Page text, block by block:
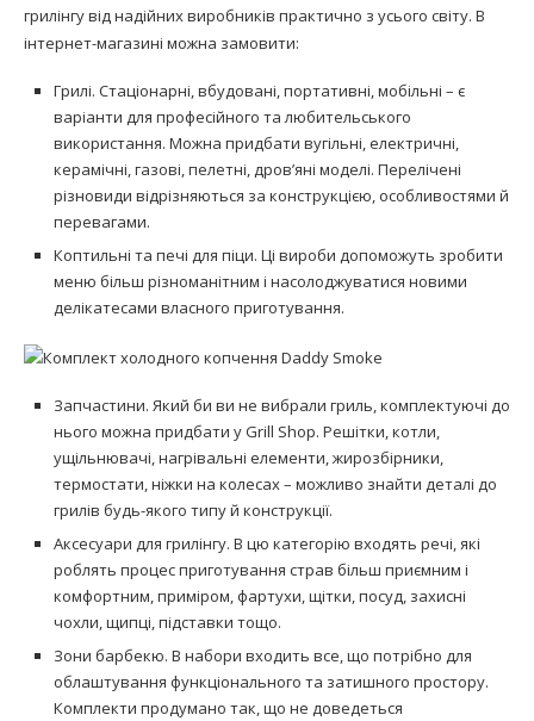
грилінгу від надійних виробників практично з усього світу. В
інтернет-магазині можна замовити:
Грилі. Стаціонарні, вбудовані, портативні, мобільні – є
варіанти для професійного та любительського
використання. Можна придбати вугільні, електричні,
керамічні, газові, пелетні, дров’яні моделі. Перелічені
різновиди відрізняються за конструкцією, особливостями й
перевагами.
Коптильні та печі для піци. Ці вироби допоможуть зробити
меню більш різноманітним і насолоджуватися новими
делікатесами власного приготування.
Запчастини. Який би ви не вибрали гриль, комплектуючі до
нього можна придбати у Grill Shop. Решітки, котли,
ущільнювачі, нагрівальні елементи, жирозбірники,
термостати, ніжки на колесах – можливо знайти деталі до
грилів будь-якого типу й конструкції.
Аксесуари для грилінгу. В цю категорію входять речі, які
роблять процес приготування страв більш приємним і
комфортним, приміром, фартухи, щітки, посуд, захисні
чохли, щипці, підставки тощо.
Зони барбекю. В набори входить все, що потрібно для
облаштування функціонального та затишного простору.
Комплекти продумано так, що не доведеться